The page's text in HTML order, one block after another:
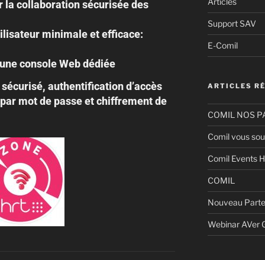
la collaboration sécurisée des
minimale et efficace:
console Web dédiée
authentification d’accès
mot de passe et chiffrement de
Support SAV
E-Comil
ARTICLES
COMIL NOS
Comil vous
Comil Events
COMIL
Nouveau
Webinar AVer